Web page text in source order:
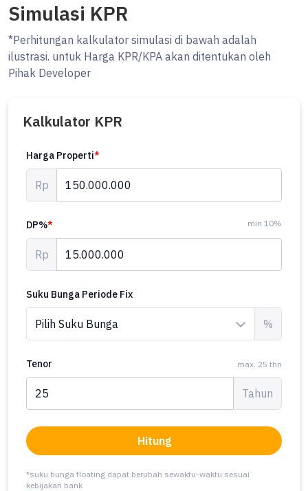
Simulasi KPR
*Perhitungan kalkulator simulasi di bawah adalah
ilustrasi. untuk Harga KPR/KPA akan ditentukan oleh
Pihak Developer
Kalkulator KPR
Harga Properti*
Rp
DP%* min 10%
Rp
Suku Bunga Periode Fix
%
Tenor max. 25 thn
Tahun
Hitung
*suku bunga floating dapat berubah sewaktu-waktu sesuai
kebijakan bank